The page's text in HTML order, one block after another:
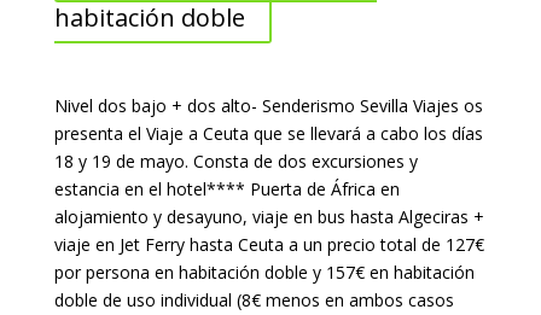
habitación doble
Nivel dos bajo + dos alto- Senderismo Sevilla Viajes os
presenta el Viaje a Ceuta que se llevará a cabo los días
18 y 19 de mayo. Consta de dos excursiones y
estancia en el hotel**** Puerta de África en
alojamiento y desayuno, viaje en bus hasta Algeciras +
viaje en Jet Ferry hasta Ceuta a un precio total de 127€
por persona en habitación doble y 157€ en habitación
doble de uso individual (8€ menos en ambos casos